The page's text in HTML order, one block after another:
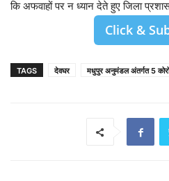
कि अफवाहों पर न ध्यान देते हुए जिला
Click &
TAGS देवघर मधुपुर अनुमंडल अंतर्गत 5